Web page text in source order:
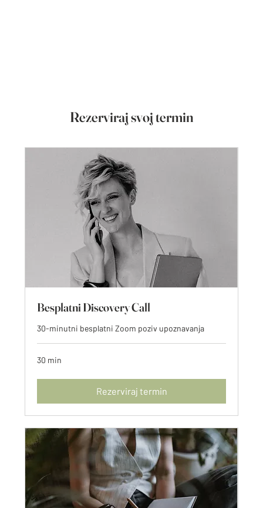
Rezerviraj svoj termin
Besplatni Discovery Call
30-minutni besplatni Zoom poziv upoznavanja
30 min
Rezerviraj termin